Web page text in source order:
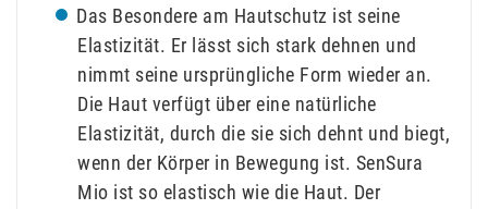
Das Besondere am Hautschutz ist seine
Elastizität. Er lässt sich stark dehnen und
nimmt seine ursprüngliche Form wieder an.
Die Haut verfügt über eine natürliche
Elastizität, durch die sie sich dehnt und biegt,
wenn der Körper in Bewegung ist. SenSura
Mio ist so elastisch wie die Haut. Der